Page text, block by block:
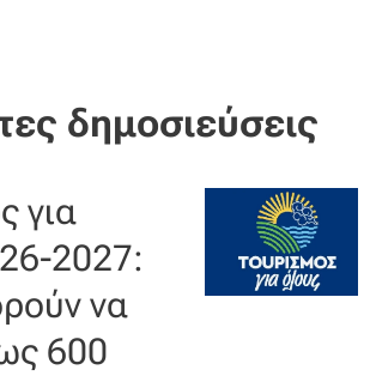
δημοσιεύσεις
για
2027:
να
600